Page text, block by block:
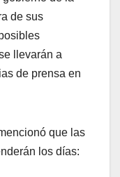
de sus
llevarán a
de prensa en
que las
los días: